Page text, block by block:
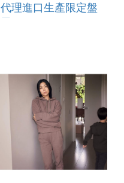
代理進口生產限定盤